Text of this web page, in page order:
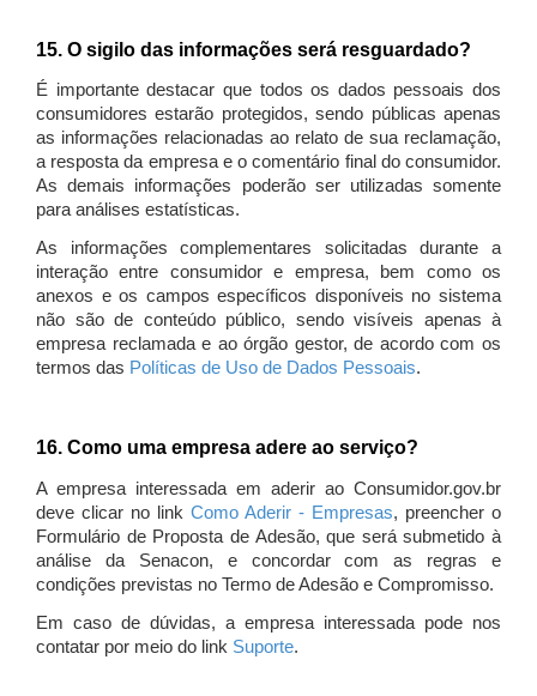
15. O sigilo das informações será resguardado?
É importante destacar que todos os dados pessoais dos
consumidores estarão protegidos, sendo públicas apenas
as informações relacionadas ao relato de sua reclamação,
a resposta da empresa e o comentário final do consumidor.
As demais informações poderão ser utilizadas somente
para análises estatísticas.
As informações complementares solicitadas durante a
interação entre consumidor e empresa, bem como os
anexos e os campos específicos disponíveis no sistema
não são de conteúdo público, sendo visíveis apenas à
empresa reclamada e ao órgão gestor, de acordo com os
termos das Políticas de Uso de Dados Pessoais.
16. Como uma empresa adere ao serviço?
A empresa interessada em aderir ao Consumidor.gov.br
deve clicar no link Como Aderir - Empresas, preencher o
Formulário de Proposta de Adesão, que será submetido à
análise da Senacon, e concordar com as regras e
condições previstas no Termo de Adesão e Compromisso.
Em caso de dúvidas, a empresa interessada pode nos
contatar por meio do link Suporte.